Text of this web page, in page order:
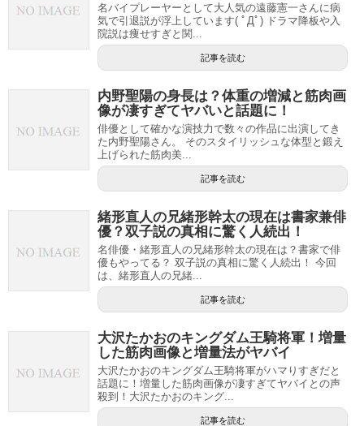
名バイプレーヤーとして大人気の遠藤憲一さんに病
気で引退説が浮上しています( ﾟДﾟ) ドラマ降板や入
院説は痩せすぎと関...
記事を読む
内野聖陽の身長は？体重の増減と筋肉画
像が凄すぎてヤバいと話題に！
俳優として確かな演技力で数々の作品に出演してき
た内野聖陽さん。 そのスタイリッシュな体型と鍛え
上げられた筋肉美...
記事を読む
緒形直人の兄緒形幹太の現在は書家兼俳
優？双子説の真相に驚く人続出！
名俳優・緒形直人の兄緒形幹太の現在は？書家で俳
優もやってる？ 双子説の真相に驚く人続出！ 今回
は、緒形直人の兄緒...
記事を読む
大沢たかおのキングダム王騎将軍！増量
した筋肉画像と増量法がヤバイ
大沢たかおのキングダム王騎将軍がハマりすぎだと
話題に！増量した筋肉画像が凄すぎてヤバイとの声
殺到！大沢たかおのキング...
記事を読む